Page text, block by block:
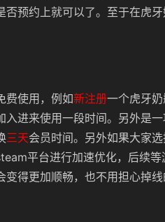
预约上就可以了。至于在虎
费使用，例如新注册一个虎牙
进来使用一段时间。另外是
三天会员时间。另外如果大家
平台进行加速优化，后续等
得更加顺畅，也不用担心掉